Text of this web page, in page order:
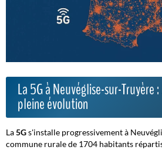
La 5G à Neuvéglise-sur-Truyère
pleine évolution
La5Gs'installe progressivement à
commune rurale de 1704 habitants